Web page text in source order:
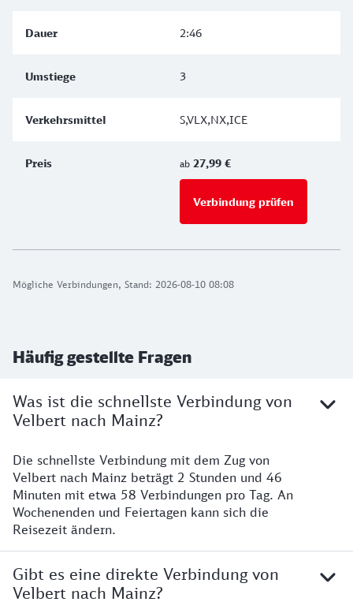
Mögliche Verbindungen, Stand: 2026-08-10 08:08
2:46
3
S,VLX,NX,ICE
ab 27,99 €
Verbindung prüfen
Häufig gestellte Fragen
Was ist die schnellste Verbindung von
Velbert nach Mainz?
Die schnellste Verbindung mit dem Zug von
Velbert nach Mainz beträgt 2 Stunden und 46
Minuten mit etwa 58 Verbindungen pro Tag. An
Wochenenden und Feiertagen kann sich die
Reisezeit ändern.
Gibt es eine direkte Verbindung von
Velbert nach Mainz?